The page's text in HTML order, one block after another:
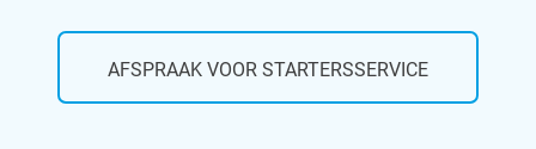
AFSPRAAK VOOR STARTERSSERVICE